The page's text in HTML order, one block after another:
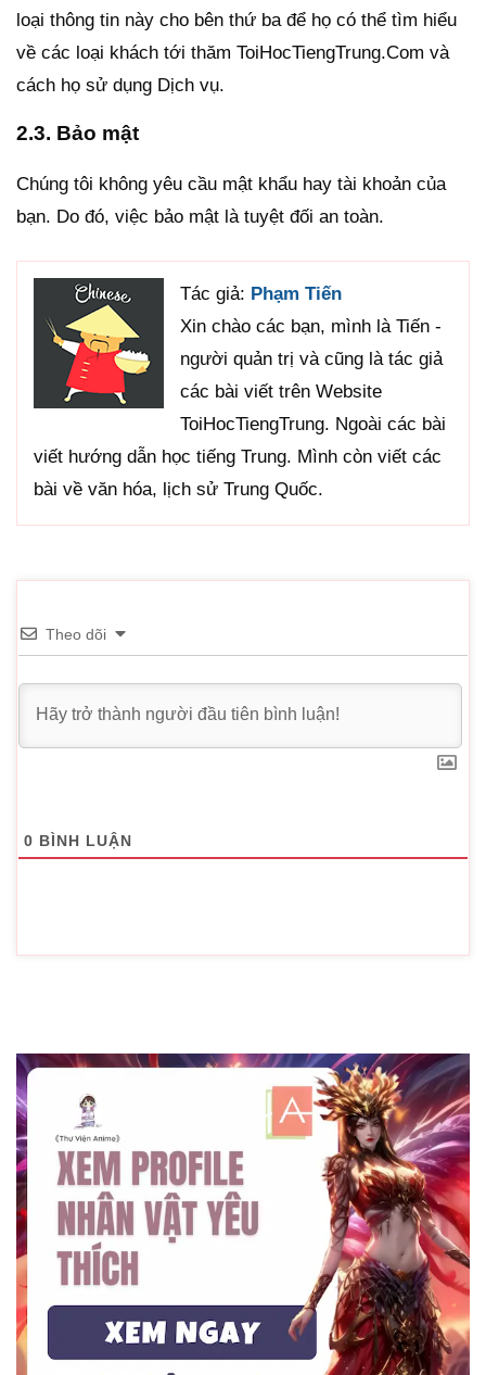
loại thông tin này cho bên thứ ba để họ có thể tìm hiểu
về các loại khách tới thăm ToiHocTiengTrung.Com và
cách họ sử dụng Dịch vụ.
2.3. Bảo mật
Chúng tôi không yêu cầu mật khẩu hay tài khoản của
bạn. Do đó, việc bảo mật là tuyệt đối an toàn.
Tác giả: Phạm Tiến
Xin chào các bạn, mình là Tiến -
người quản trị và cũng là tác giả
các bài viết trên Website
ToiHocTiengTrung. Ngoài các bài
viết hướng dẫn học tiếng Trung. Mình còn viết các
bài về văn hóa, lịch sử Trung Quốc.
Theo dõi
0 BÌNH LUẬN